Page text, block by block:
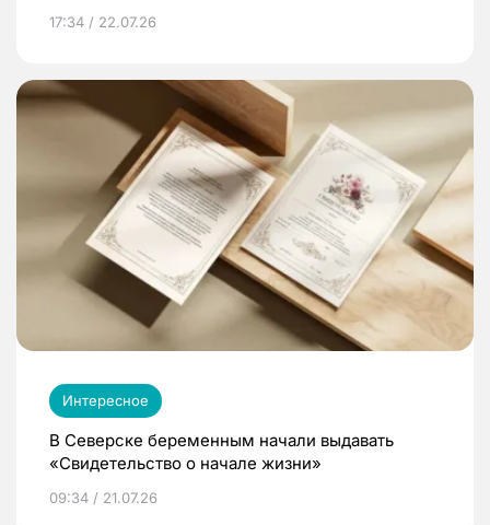
17:34 / 22.07.26
Интересное
В Северске беременным начали выдавать
«Свидетельство о начале жизни»
09:34 / 21.07.26